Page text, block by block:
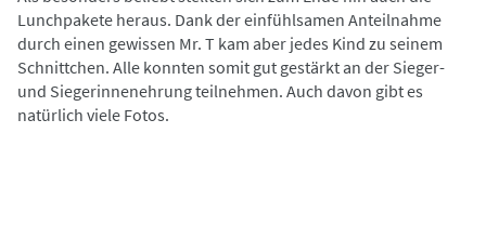
Lunchpakete heraus. Dank der einfühlsamen Anteilnahme
durch einen gewissen Mr. T kam aber jedes Kind zu seinem
Schnittchen. Alle konnten somit gut gestärkt an der Sieger-
und Siegerinnenehrung teilnehmen. Auch davon gibt es
natürlich viele Fotos.